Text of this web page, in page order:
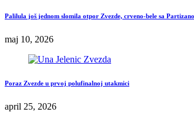
Palilula još jednom slomila otpor Zvezde, crveno-bele sa
maj 10, 2026
Poraz Zvezde u prvoj polufinalnoj utakmici
april 25, 2026